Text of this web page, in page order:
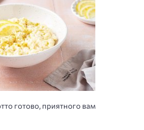
готово, приятного вам